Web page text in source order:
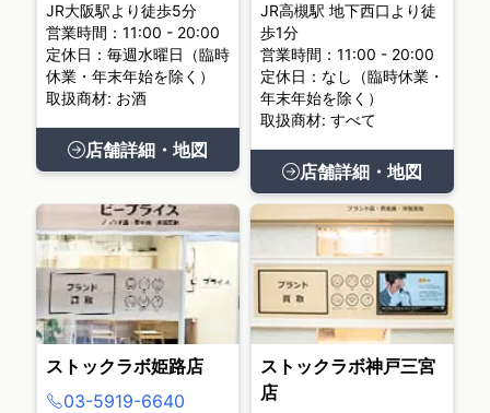
JR大阪駅より徒歩5分
営業時間：11:00 - 20:00
定休日：毎週水曜日（臨時
休業・年末年始を除く）
取扱商材: お酒
店舗詳細・地図
JR高槻駅 地下西口より徒
歩1分
営業時間：11:00 - 20:00
定休日：なし（臨時休業・
年末年始を除く）
取扱商材: すべて
店舗詳細・地図
ストックラボ姫路店
03-5919-6640
ストックラボ神戸三宮
店